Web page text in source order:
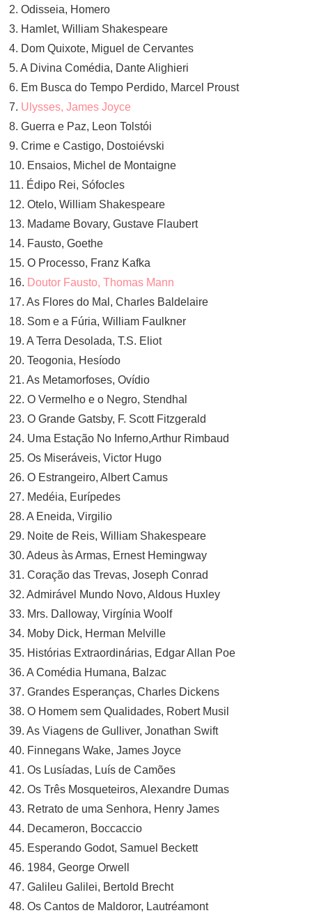
2. Odisseia, Homero
3. Hamlet, William Shakespeare
4. Dom Quixote, Miguel de Cervantes
5. A Divina Comédia, Dante Alighieri
6. Em Busca do Tempo Perdido, Marcel Proust
7. Ulysses, James Joyce
8. Guerra e Paz, Leon Tolstói
9. Crime e Castigo, Dostoiévski
10. Ensaios, Michel de Montaigne
11. Édipo Rei, Sófocles
12. Otelo, William Shakespeare
13. Madame Bovary, Gustave Flaubert
14. Fausto, Goethe
15. O Processo, Franz Kafka
16. Doutor Fausto, Thomas Mann
17. As Flores do Mal, Charles Baldelaire
18. Som e a Fúria, William Faulkner
19. A Terra Desolada, T.S. Eliot
20. Teogonia, Hesíodo
21. As Metamorfoses, Ovídio
22. O Vermelho e o Negro, Stendhal
23. O Grande Gatsby, F. Scott Fitzgerald
24. Uma Estação No Inferno,Arthur Rimbaud
25. Os Miseráveis, Victor Hugo
26. O Estrangeiro, Albert Camus
27. Medéia, Eurípedes
28. A Eneida, Virgilio
29. Noite de Reis, William Shakespeare
30. Adeus às Armas, Ernest Hemingway
31. Coração das Trevas, Joseph Conrad
32. Admirável Mundo Novo, Aldous Huxley
33. Mrs. Dalloway, Virgínia Woolf
34. Moby Dick, Herman Melville
35. Histórias Extraordinárias, Edgar Allan Poe
36. A Comédia Humana, Balzac
37. Grandes Esperanças, Charles Dickens
38. O Homem sem Qualidades, Robert Musil
39. As Viagens de Gulliver, Jonathan Swift
40. Finnegans Wake, James Joyce
41. Os Lusíadas, Luís de Camões
42. Os Três Mosqueteiros, Alexandre Dumas
43. Retrato de uma Senhora, Henry James
44. Decameron, Boccaccio
45. Esperando Godot, Samuel Beckett
46. 1984, George Orwell
47. Galileu Galilei, Bertold Brecht
48. Os Cantos de Maldoror, Lautréamont